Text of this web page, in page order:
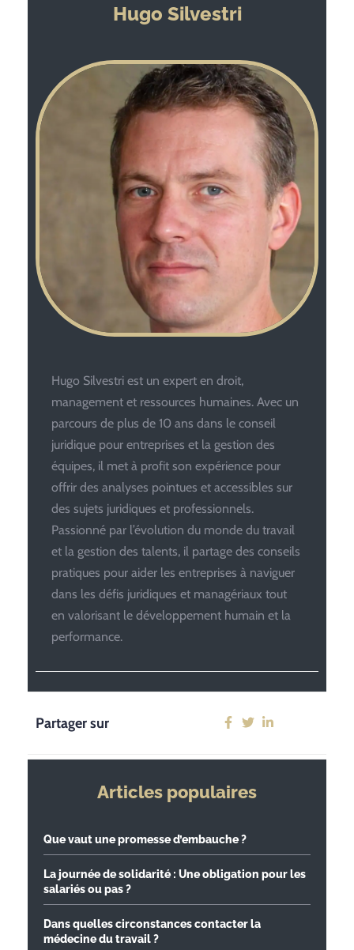
Hugo Silvestri
Hugo Silvestri est un expert en droit,
management et ressources humaines. Avec un
parcours de plus de 10 ans dans le conseil
juridique pour entreprises et la gestion des
équipes, il met à profit son expérience pour
offrir des analyses pointues et accessibles sur
des sujets juridiques et professionnels.
Passionné par l’évolution du monde du travail
et la gestion des talents, il partage des conseils
pratiques pour aider les entreprises à naviguer
dans les défis juridiques et managériaux tout
en valorisant le développement humain et la
performance.
Partager sur
Articles populaires
Que vaut une promesse d’embauche ?
La journée de solidarité : Une obligation pour les
salariés ou pas ?
Dans quelles circonstances contacter la
médecine du travail ?